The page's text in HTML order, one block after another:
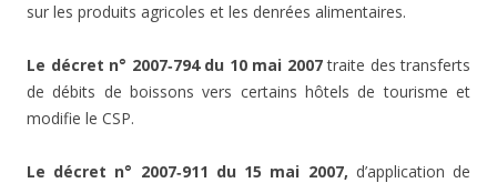
sur les produits agricoles et les denrées alimentaires.
Le décret n° 2007‑794 du 10 mai 2007traite des transferts
de débits de boissons vers certains hôtels de tourisme et
modifie le CSP.
Le décret n° 2007‑911 du 15 mai 2007, d’application de